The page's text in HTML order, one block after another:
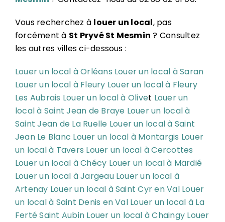
Vous recherchez à louer un local, pas
forcément à St Pryvé St Mesmin ? Consultez
les autres villes ci-dessous :
Louer un local à Orléans Louer un local à Saran
Louer un local à Fleury Louer un local à Fleury
Les Aubrais Louer un local à Olivet Louer un
local à Saint Jean de Braye Louer un local à
Saint Jean de La Ruelle Louer un local à Saint
Jean Le Blanc Louer un local à Montargis Louer
un local à Tavers Louer un local à Cercottes
Louer un local à Chécy Louer un local à Mardié
Louer un local à Jargeau Louer un local à
Artenay Louer un local à Saint Cyr en Val Louer
un local à Saint Denis en Val Louer un local à La
Ferté Saint Aubin Louer un local à Chaingy Louer